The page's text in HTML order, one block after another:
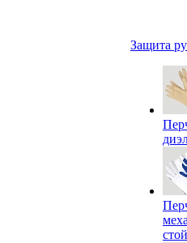
Защита